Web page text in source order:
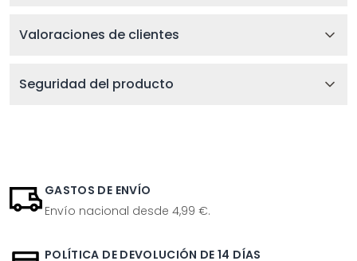
Valoraciones de clientes
Seguridad del producto
GASTOS DE ENVÍO
Envío nacional desde 4,99 €.
POLÍTICA DE DEVOLUCIÓN DE 14 DÍAS